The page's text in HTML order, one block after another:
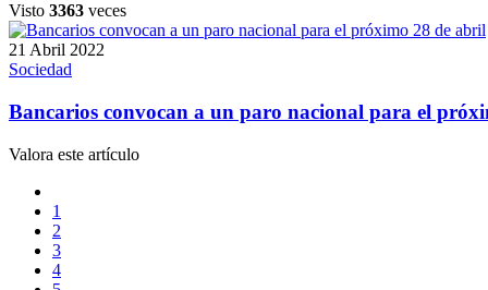
Visto 3363 veces
21 Abril 2022
Sociedad
Bancarios convocan a un paro nacional para el
Valora este artículo
1
2
3
4